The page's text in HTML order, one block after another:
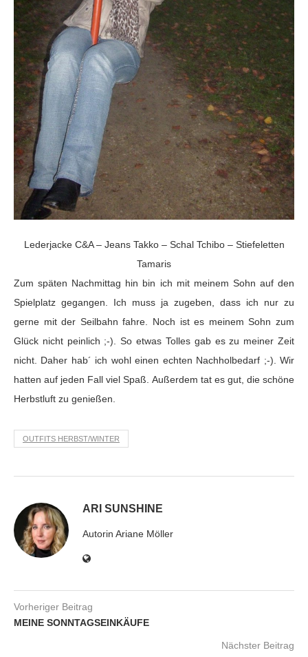
Lederjacke C&A – Jeans Takko – Schal Tchibo – Stiefeletten
Tamaris
Zum späten Nachmittag hin bin ich mit meinem Sohn auf den
Spielplatz gegangen. Ich muss ja zugeben, dass ich nur zu
gerne mit der Seilbahn fahre. Noch ist es meinem Sohn zum
Glück nicht peinlich ;-). So etwas Tolles gab es zu meiner Zeit
nicht. Daher hab´ ich wohl einen echten Nachholbedarf ;-). Wir
hatten auf jeden Fall viel Spaß. Außerdem tat es gut, die schöne
Herbstluft zu genießen.
OUTFITS HERBST/WINTER
ARI SUNSHINE
Autorin Ariane Möller
Vorheriger Beitrag
MEINE SONNTAGSEINKÄUFE
Nächster Beitrag